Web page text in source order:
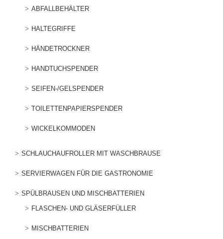
ABFALLBEHÄLTER
HALTEGRIFFE
HÄNDETROCKNER
HANDTUCHSPENDER
SEIFEN-/GELSPENDER
TOILETTENPAPIERSPENDER
WICKELKOMMODEN
SCHLAUCHAUFROLLER MIT WASCHBRAUSE
SERVIERWAGEN FÜR DIE GASTRONOMIE
SPÜLBRAUSEN UND MISCHBATTERIEN
FLASCHEN- UND GLÄSERFÜLLER
MISCHBATTERIEN